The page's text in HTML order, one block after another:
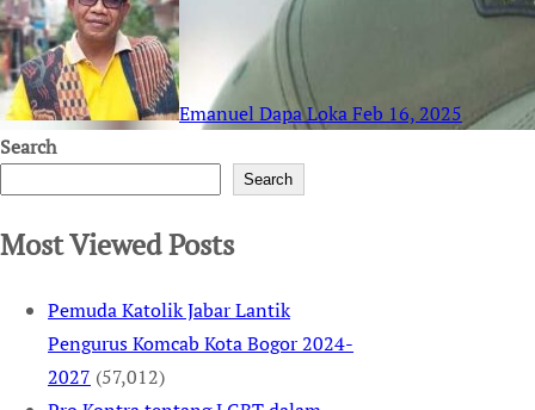
Emanuel Dapa LokaFeb 16, 2025
Search
Search
Most Viewed Posts
Pemuda Katolik Jabar Lantik
Pengurus Komcab Kota Bogor 2024-
2027 (57,012)